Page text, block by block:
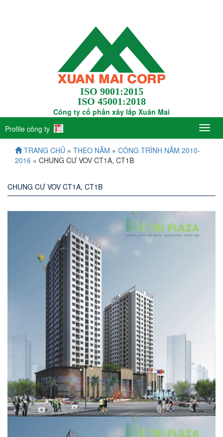
ISO 9001:2015
ISO 45001:2018
Công ty cổ phần xây lắp Xuân Mai
Profile công ty
TRANG CHỦ » THEO NĂM » CÔNG TRÌNH NĂM 2010-
2016 » CHUNG CƯ VOV CT1A, CT1B
CHUNG CƯ VOV CT1A, CT1B